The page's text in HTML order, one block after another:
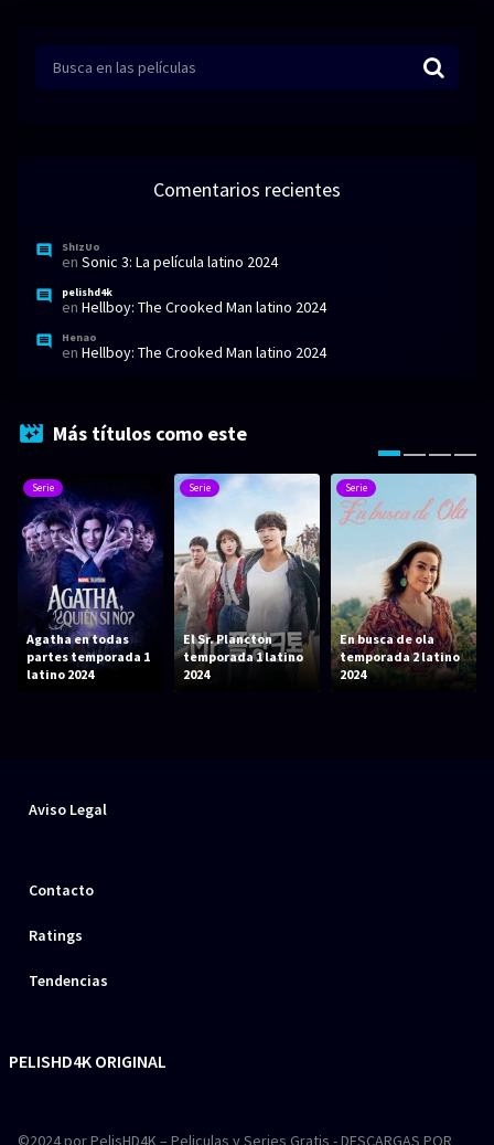
Comentarios recientes
ShIzUo
en Sonic 3: La película latino 2024
pelishd4k
en Hellboy: The Crooked Man latino 2024
Henao
en Hellboy: The Crooked Man latino 2024
Más títulos como este
Serie
Agatha en todas
partes temporada 1
latino 2024
Serie
El Sr. Plancton
temporada 1 latino
2024
Serie
En busca de ola
temporada 2 latino
2024
Aviso Legal
Contacto
Ratings
Tendencias
PELISHD4K ORIGINAL
©2024 por PelisHD4K – Peliculas y Series Gratis - DESCARGAS POR